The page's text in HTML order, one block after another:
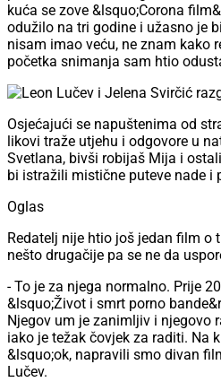
kuća se zove &lsquo;Corona
odužilo na tri godine i užasno je
nisam imao veću, ne znam kako
početka snimanja sam htio
Osjećajući se napuštenima od
likovi traže utjehu i odgovore u
Svetlana, bivši robijaš Mija i
bi istražili mistične puteve nade i
Oglas
Redatelj nije htio još jedan film o
nešto drugačije pa se ne da
- To je za njega normalno. Prije
&lsquo;Život i smrt porno
Njegov um je zanimljiv i njegovo
iako je težak čovjek za raditi. Na
&lsquo;ok, napravili smo divan
Lučev.